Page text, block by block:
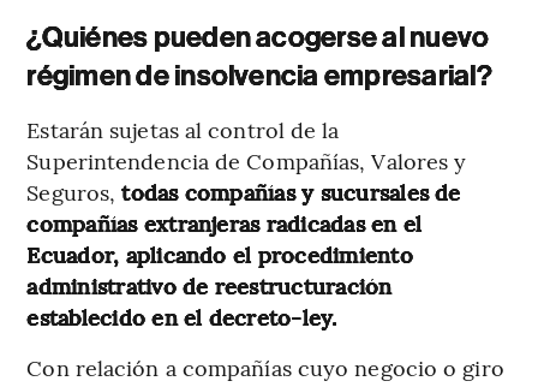
¿Quiénes pueden acogerse al nuevo
régimen de insolvencia empresarial?
Estarán sujetas al control de la
Superintendencia de Compañías, Valores y
Seguros,todas compañías y sucursales de
compañías extranjeras radicadas en el
Ecuador, aplicando el procedimiento
administrativo de reestructuración
establecido en el decreto-ley.
Con relación a compañías cuyo negocio o giro